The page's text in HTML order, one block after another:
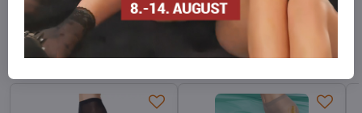
FacebookTwitterBlueskyPinterestReddit LinkedIn WhatsApp
Alternative Produkte